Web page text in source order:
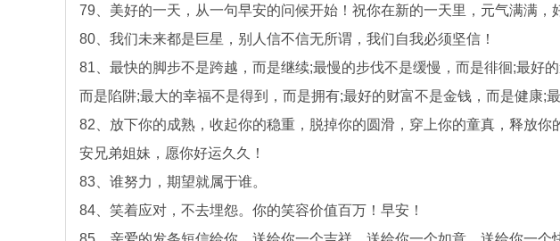
79、美好的一天，从一句早安的问候开始！祝你在新的一天里，元气满满，
80、我们未来都是巨星，别人信不信无所谓，我们自我必须坚信！
81、最快的脚步不是跨越，而是继续;最慢的步伐不是缓慢，而是徘徊;最好
而是陷阱;最大的幸福不是得到，而是拥有;最好的财富不是金钱，而是健康;
82、放下你的成熟，收起你的稳重，脱掉你的圆滑，穿上你的童真，释放
安兄弟姐妹，愿你好运久久！
83、谁努力，期望就属于谁。
84、笑着应对，不去埋怨。你的笑容价值百万！早安！